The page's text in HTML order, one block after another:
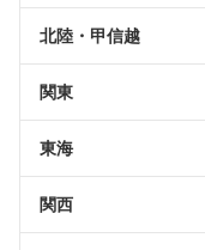
北陸・甲信越
関東
東海
関西